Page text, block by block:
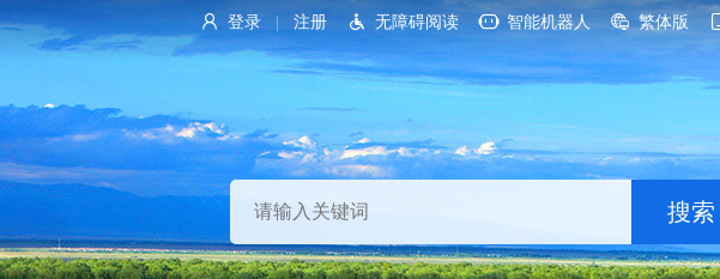
登录 注册 无障碍阅读 智能机器人 繁体版